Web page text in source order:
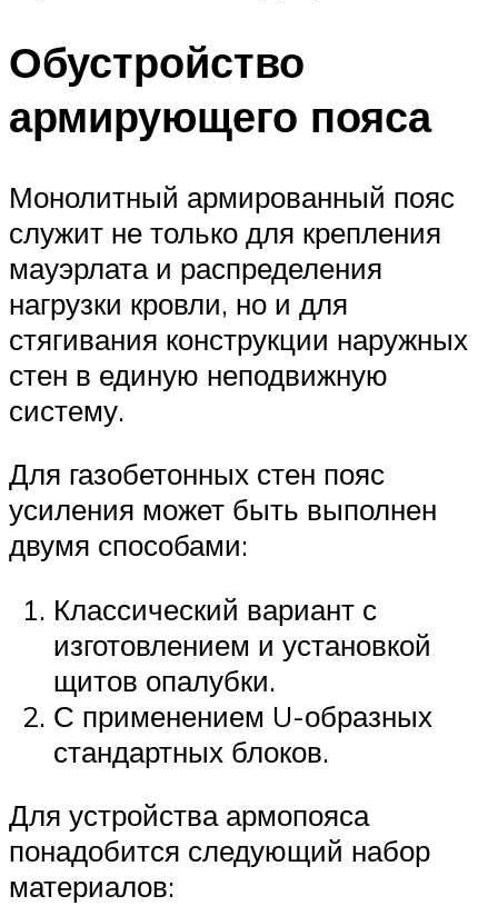
Обустройство
армирующего пояса
Монолитный армированный пояс
служит не только для крепления
мауэрлата и распределения
нагрузки кровли, но и для
стягивания конструкции наружных
стен в единую неподвижную
систему.
Для газобетонных стен пояс
усиления может быть выполнен
двумя способами:
Классический вариант с
изготовлением и установкой
щитов опалубки.
С применением U-образных
стандартных блоков.
Для устройства армопояса
понадобится следующий набор
материалов: